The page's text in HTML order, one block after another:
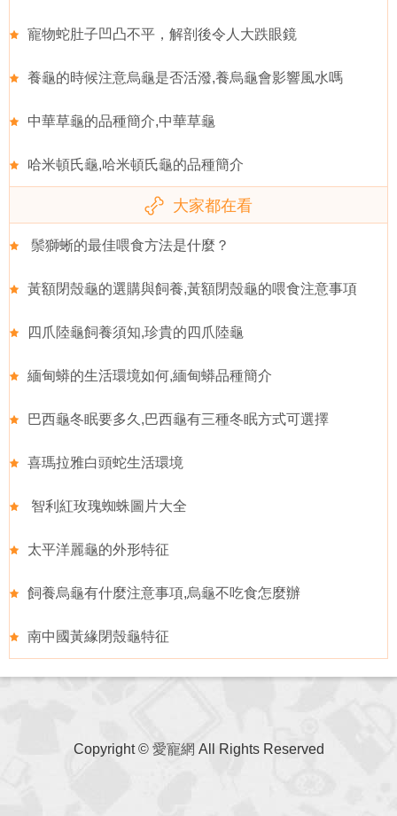
寵物蛇肚子凹凸不平，解剖後令人大跌眼鏡
養龜的時候注意烏龜是否活潑,養烏龜會影響風水嗎
中華草龜的品種簡介,中華草龜
哈米頓氏龜,哈米頓氏龜的品種簡介
大家都在看
鬃獅蜥的最佳喂食方法是什麼？
黃額閉殼龜的選購與飼養,黃額閉殼龜的喂食注意事項
四爪陸龜飼養須知,珍貴的四爪陸龜
緬甸蟒的生活環境如何,緬甸蟒品種簡介
巴西龜冬眠要多久,巴西龜有三種冬眠方式可選擇
喜瑪拉雅白頭蛇生活環境
智利紅玫瑰蜘蛛圖片大全
太平洋麗龜的外形特征
飼養烏龜有什麼注意事項,烏龜不吃食怎麼辦
南中國黃緣閉殼龜特征
Copyright © 愛寵網 All Rights Reserved